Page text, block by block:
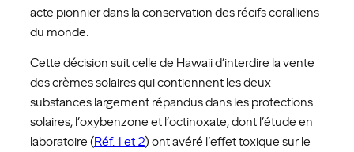
acte pionnier dans la conservation des récifs coralliens
du monde.
Cette décision suit celle de Hawaii d’interdire la vente
des crèmes solaires qui contiennent les deux
substances largement répandus dans les protections
solaires, l’oxybenzone et l’octinoxate, dont l’étude en
laboratoire (Réf. 1 et 2) ont avéré l’effet toxique sur le